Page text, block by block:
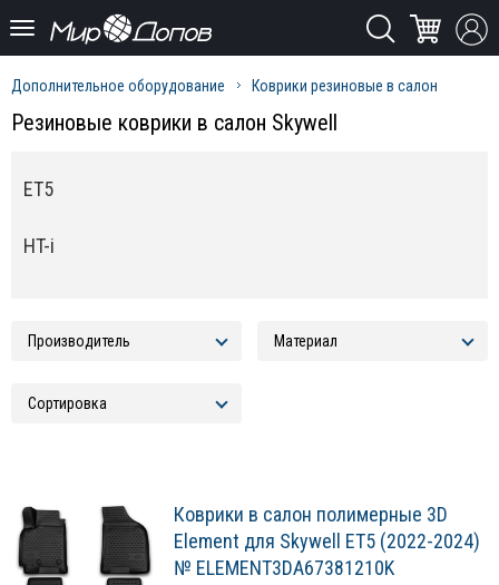
Дополнительное оборудование Коврики резиновые в салон
Резиновые коврики в салон Skywell
ET5
HT-i
Коврики в салон полимерные 3D
Element для Skywell ET5 (2022-2024)
№ ELEMENT3DA67381210K